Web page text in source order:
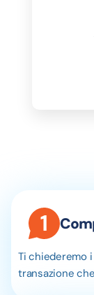
Ti chiederemo
transazione